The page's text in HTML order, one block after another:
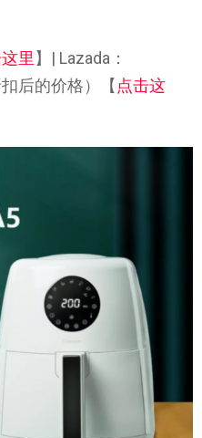
里】| Lazada：
后的价格）【点击这